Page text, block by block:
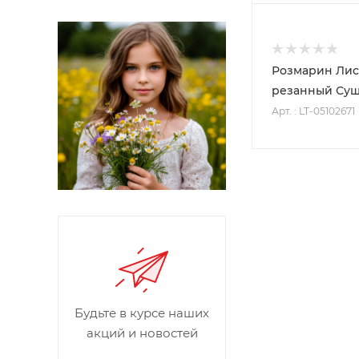
170P
Розмарин
резанный
Арт. : LT-05102671
Будьте в курсе наших
акций и новостей